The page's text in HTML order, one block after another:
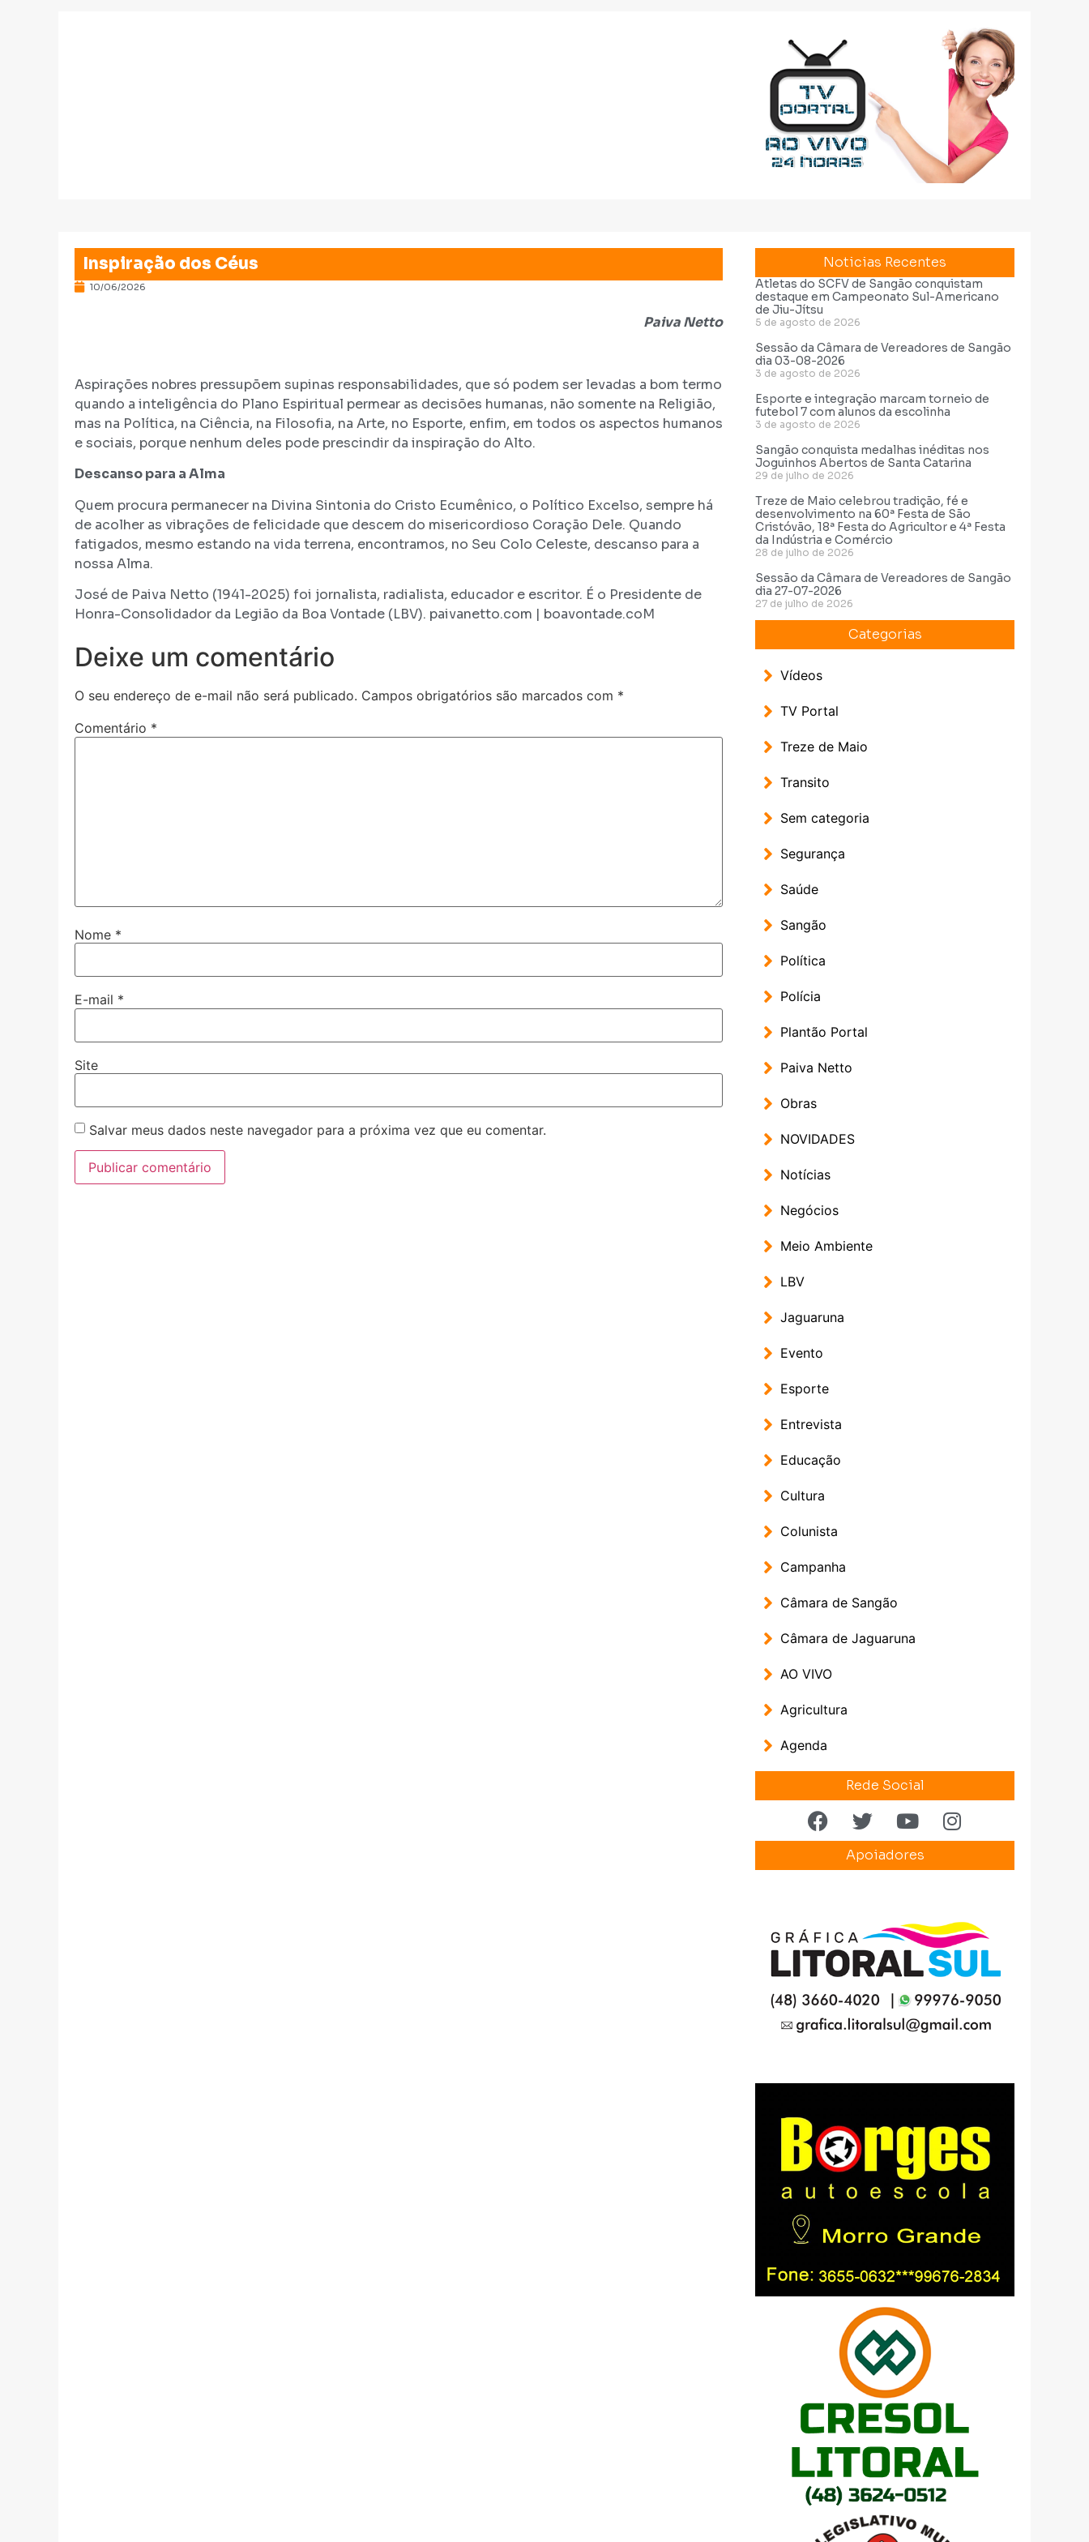
Inspiração dos Céus
10/06/2026
Paiva Netto
Aspirações nobres pressupõem supinas responsabilidades, que só podem ser levadas a bom termo
quando a inteligência do Plano Espiritual permear as decisões humanas, não somente na Religião,
mas na Política, na Ciência, na Filosofia, na Arte, no Esporte, enfim, em todos os aspectos humanos
e sociais, porque nenhum deles pode prescindir da inspiração do Alto.
Descanso para a Alma
Quem procura permanecer na Divina Sintonia do Cristo Ecumênico, o Político Excelso, sempre há
de acolher as vibrações de felicidade que descem do misericordioso Coração Dele. Quando
fatigados, mesmo estando na vida terrena, encontramos, no Seu Colo Celeste, descanso para a
nossa Alma.
José de Paiva Netto (1941-2025) foi jornalista, radialista, educador e escritor. É o Presidente de
Honra-Consolidador da Legião da Boa Vontade (LBV). paivanetto.com | boavontade.coM
Deixe um comentário
O seu endereço de e-mail não será publicado. Campos obrigatórios são marcados com *
Comentário *
Nome *
E-mail *
Site
Salvar meus dados neste navegador para a próxima vez que eu comentar.
Noticias Recentes
Atletas do SCFV de Sangão conquistam
destaque em Campeonato Sul-Americano
de Jiu-Jítsu
5 de agosto de 2026
Sessão da Câmara de Vereadores de Sangão
dia 03-08-2026
3 de agosto de 2026
Esporte e integração marcam torneio de
futebol 7 com alunos da escolinha
3 de agosto de 2026
Sangão conquista medalhas inéditas nos
Joguinhos Abertos de Santa Catarina
29 de julho de 2026
Treze de Maio celebrou tradição, fé e
desenvolvimento na 60ª Festa de São
Cristóvão, 18ª Festa do Agricultor e 4ª Festa
da Indústria e Comércio
28 de julho de 2026
Sessão da Câmara de Vereadores de Sangão
dia 27-07-2026
27 de julho de 2026
Categorias
Vídeos
TV Portal
Treze de Maio
Transito
Sem categoria
Segurança
Saúde
Sangão
Política
Polícia
Plantão Portal
Paiva Netto
Obras
NOVIDADES
Notícias
Negócios
Meio Ambiente
LBV
Jaguaruna
Evento
Esporte
Entrevista
Educação
Cultura
Colunista
Campanha
Câmara de Sangão
Câmara de Jaguaruna
AO VIVO
Agricultura
Agenda
Rede Social
Apoiadores